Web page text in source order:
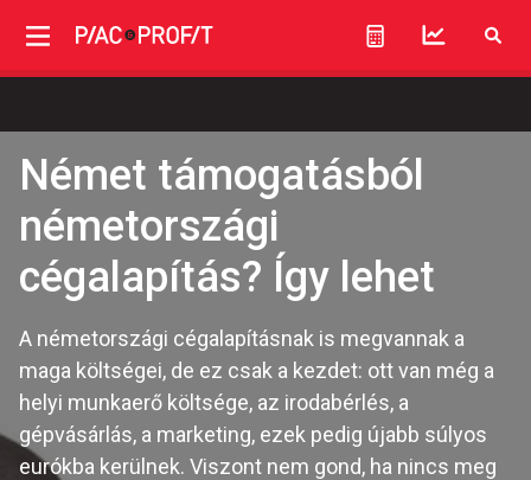
Német támogatásból
németországi
cégalapítás? Így lehet
A németországi cégalapításnak is megvannak a
maga költségei, de ez csak a kezdet: ott van még a
helyi munkaerő költsége, az irodabérlés, a
gépvásárlás, a marketing, ezek pedig újabb súlyos
eurókba kerülnek. Viszont nem gond, ha nincs meg